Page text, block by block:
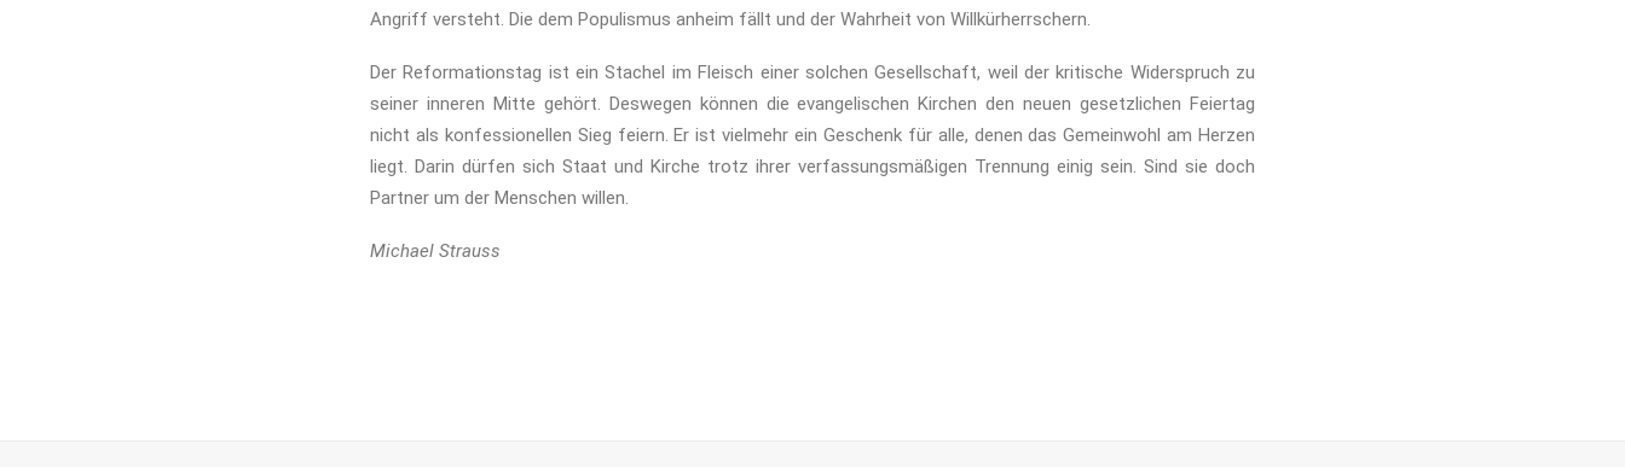
Angriff versteht. Die dem Populismus anheim fällt und der Wahrheit von Willkürherrschern.
Der Reformationstag ist ein Stachel im Fleisch einer solchen Gesellschaft, weil der kritische Widerspruch zu
seiner inneren Mitte gehört. Deswegen können die evangelischen Kirchen den neuen gesetzlichen Feiertag
nicht als konfessionellen Sieg feiern. Er ist vielmehr ein Geschenk für alle, denen das Gemeinwohl am Herzen
liegt. Darin dürfen sich Staat und Kirche trotz ihrer verfassungsmäßigen Trennung einig sein. Sind sie doch
Partner um der Menschen willen.
Michael Strauss